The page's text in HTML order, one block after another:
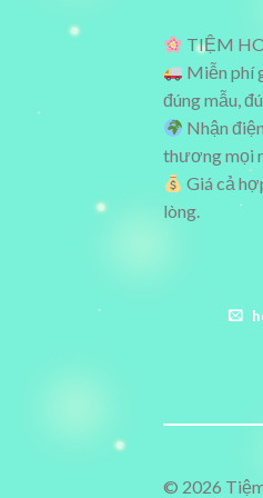
TIỆM
Miễn phí
đúng mẫu,
Nhận
thương mọi
Giá cả
lòng.
© 2026